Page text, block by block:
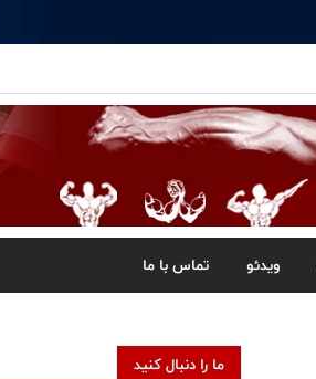
ویدئو تماس با ما
ما را دنبال کنید